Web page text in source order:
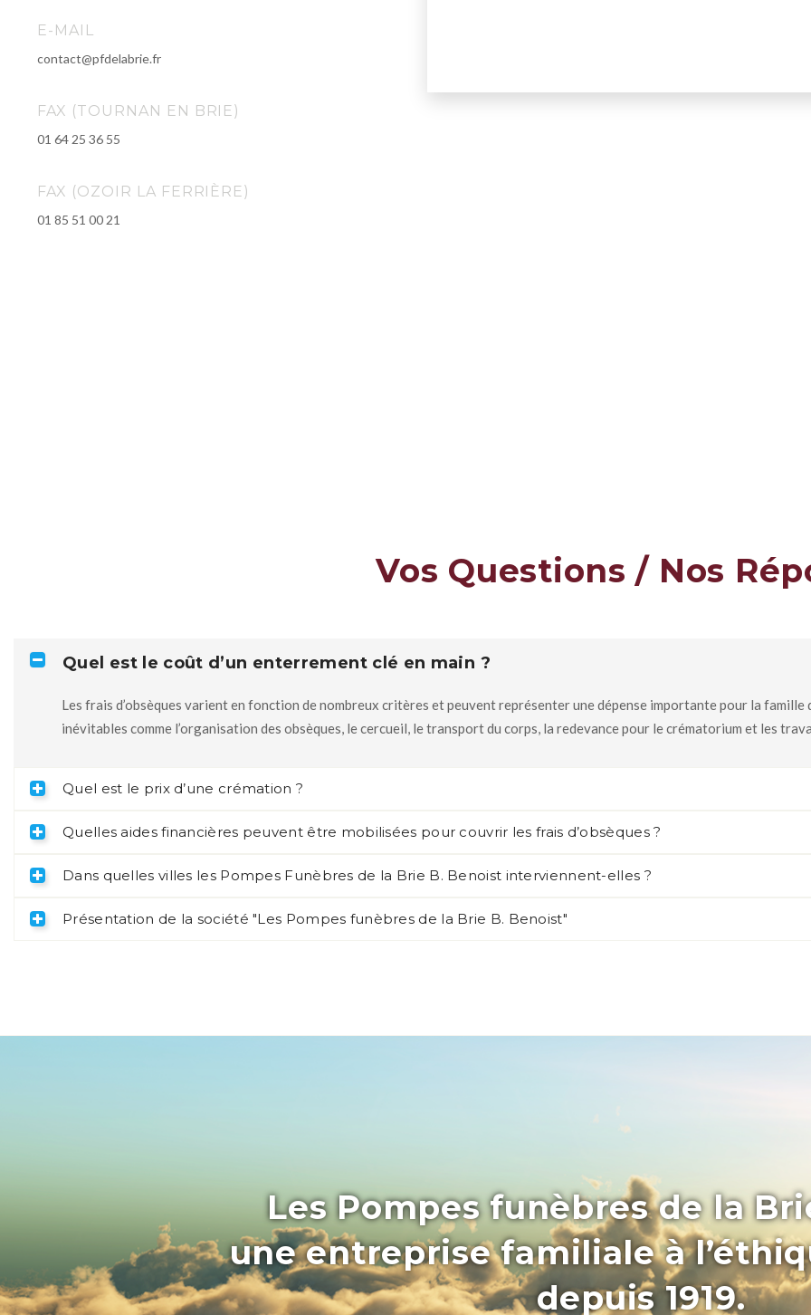
E-MAIL
contact@pfdelabrie.fr
FAX (TOURNAN EN BRIE)
01 64 25 36 55
FAX (OZOIR LA FERRIÈRE)
01 85 51 00 21
Vos Questions / Nos
Quel est le coût d’un enterrement clé en main ?
Les frais d’obsèques varient en fonction de nombreux critères et peuvent représenter une dépense importante pour la
inévitables comme l’organisation des obsèques, le cercueil, le transport du corps, la redevance pour le crématorium et les
Quel est le prix d’une crémation ?
Quelles aides financières peuvent être mobilisées pour couvrir les frais d’obsèques ?
Dans quelles villes les Pompes Funèbres de la Brie B. Benoist interviennent-elles ?
Présentation de la société "Les Pompes funèbres de la Brie B. Benoist"
Les Pompes funèbres de la
une entreprise familiale à
depuis 1919.